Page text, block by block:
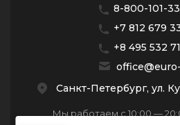
8-800-101-
+7 812 679
+8 495 532
Санкт-Петербург, ул.
Мы работаем с 10:00 —